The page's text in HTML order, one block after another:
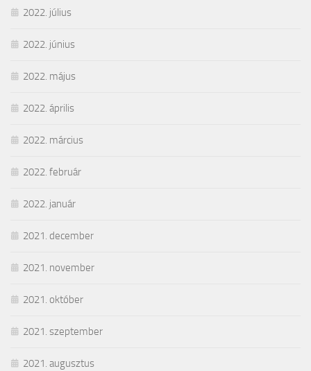
2022. július
2022. június
2022. május
2022. április
2022. március
2022. február
2022. január
2021. december
2021. november
2021. október
2021. szeptember
2021. augusztus